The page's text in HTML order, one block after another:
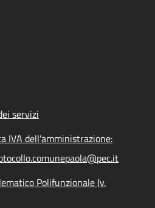
servizi
IVA dell'amministrazione:
Polifunzionale (v.